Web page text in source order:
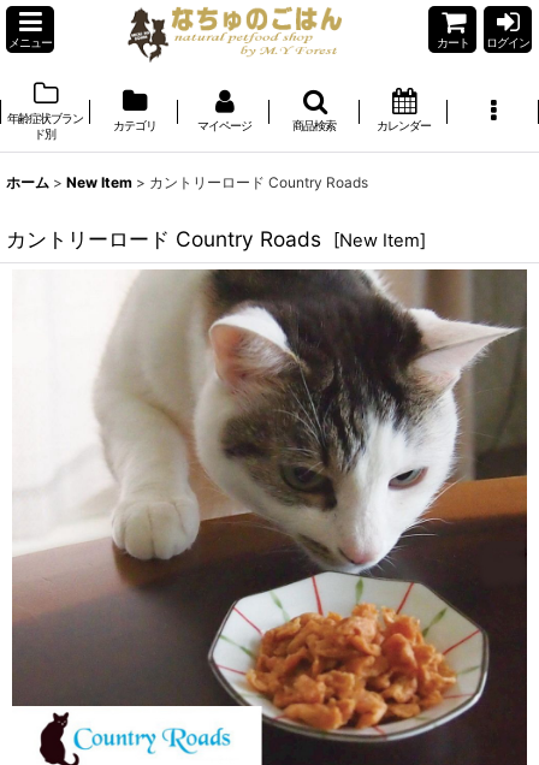
メニュー カート ログイン
年齢症状ブラン
ド別
カテゴリ マイページ 商品検索 カレンダー
ホーム > New Item > カントリーロード Country Roads
カントリーロード Country Roads [New Item]